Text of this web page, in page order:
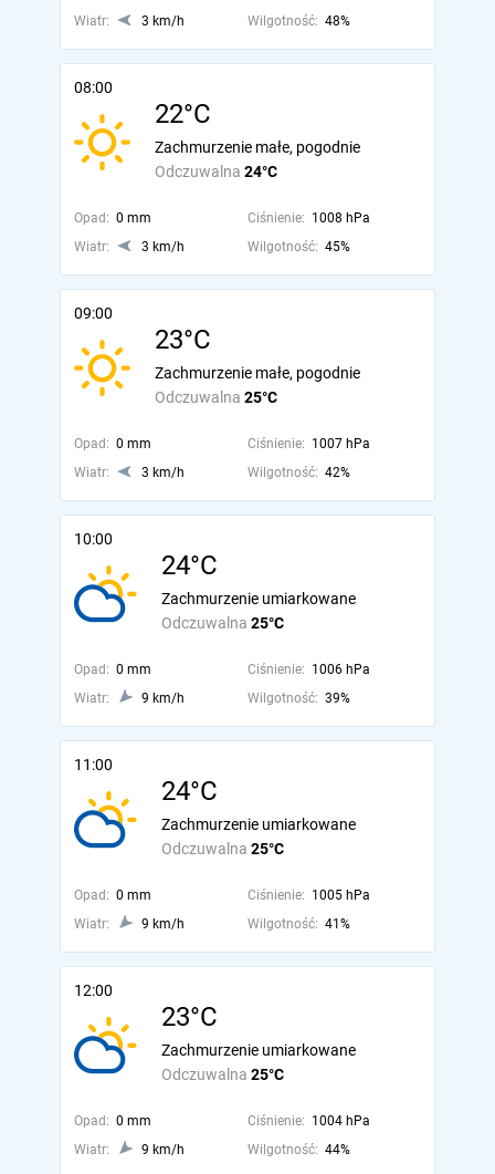
Wiatr: 3 km/h Wilgotność: 48%
08:00
22°C
Odczuwalna 24°C
Zachmurzenie małe, pogodnie
Opad: 0 mm Ciśnienie: 1008 hPa
Wiatr:
3 km/h Wilgotność: 45%
09:00
23°C
Odczuwalna 25°C
Zachmurzenie małe, pogodnie
Opad: 0 mm Ciśnienie: 1007 hPa
Wiatr:
3 km/h Wilgotność: 42%
10:00
24°C
Odczuwalna 25°C
Zachmurzenie umiarkowane
Opad: 0 mm Ciśnienie: 1006 hPa
Wiatr:
9 km/h Wilgotność: 39%
11:00
24°C
Odczuwalna 25°C
Zachmurzenie umiarkowane
Opad: 0 mm Ciśnienie: 1005 hPa
Wiatr:
9 km/h Wilgotność: 41%
12:00
23°C
Odczuwalna 25°C
Zachmurzenie umiarkowane
Opad: 0 mm Ciśnienie: 1004 hPa
Wiatr:
9 km/h Wilgotność: 44%